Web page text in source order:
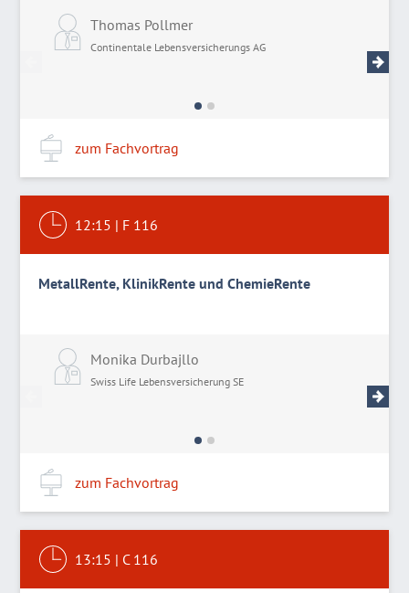
Thomas Pollmer
Continentale Lebensversicherungs AG
zum Fachvortrag
12:15 | F 116
MetallRente, KlinikRente und ChemieRente
Monika Durbajllo
Swiss Life Lebensversicherung SE
zum Fachvortrag
13:15 | C 116